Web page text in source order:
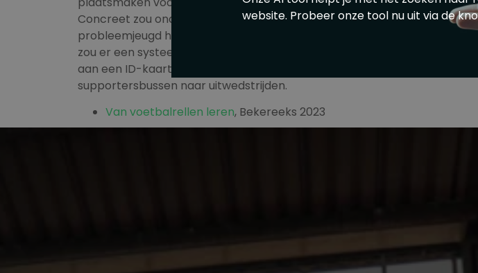
Concreet zou onder meer gedacht kunnen worden aan wijkagenten in
probleemjeugd herkennen en aan investeren in kwaliteit en kwantiteit
zou er een systeem moeten komen waarbij een Seizoen Club Card
aan een ID-kaart en een registratieplicht voor mensen die meereizen met
supportersbussen naar uitwedstrijden.
Van voetbalrellen leren, Bekereeks 2023
website. Probeer onze tool nu uit via de